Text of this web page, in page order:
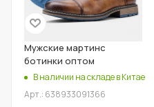
Мужские мартинс
ботинки оптом
В наличии на складе в Китае
Арт.: 638933091366